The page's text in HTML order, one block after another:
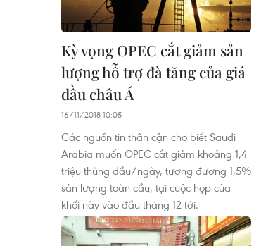
Kỳ vọng OPEC cắt giảm sản
lượng hỗ trợ đà tăng của giá
dầu châu Á
16/11/2018 10:05
Các nguồn tin thân cận cho biết Saudi
Arabia muốn OPEC cắt giảm khoảng 1,4
triệu thùng dầu/ngày, tương đương 1,5%
sản lượng toàn cầu, tại cuộc họp của
khối này vào đầu tháng 12 tới.